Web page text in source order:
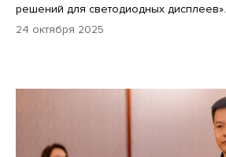
решений для светодиодных дисплеев».
24 октября 2025